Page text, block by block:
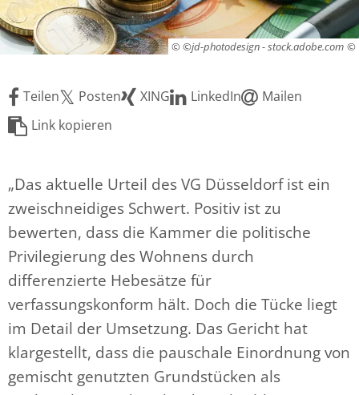
© ©jd-photodesign - stock.adobe.com
Teilen Posten XING LinkedIn
Mailen
Link kopieren
„Das aktuelle Urteil des VG Düsseldorf ist ein
zweischneidiges Schwert. Positiv ist zu
bewerten, dass die Kammer die politische
Privilegierung des Wohnens durch
differenzierte Hebesätze für
verfassungskonform hält. Doch die Tücke liegt
im Detail der Umsetzung. Das Gericht hat
klargestellt, dass die pauschale Einordnung von
gemischt genutzten Grundstücken als